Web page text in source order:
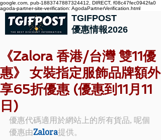
google.com, pub-1883747887324412, DIRECT, f08c47fec0942fa0
agoda-partner-site-verification: AgodaPartnerVerification.html
TGIFPOST
優惠情報2026
《Zalora 香港/台灣 雙11優
惠》 女裝指定服飾品牌額外
享65折優惠 (優惠到11月11
日)
優惠代碼適用於網站上的所有貨品, 呢個
優惠由Zalora提供。